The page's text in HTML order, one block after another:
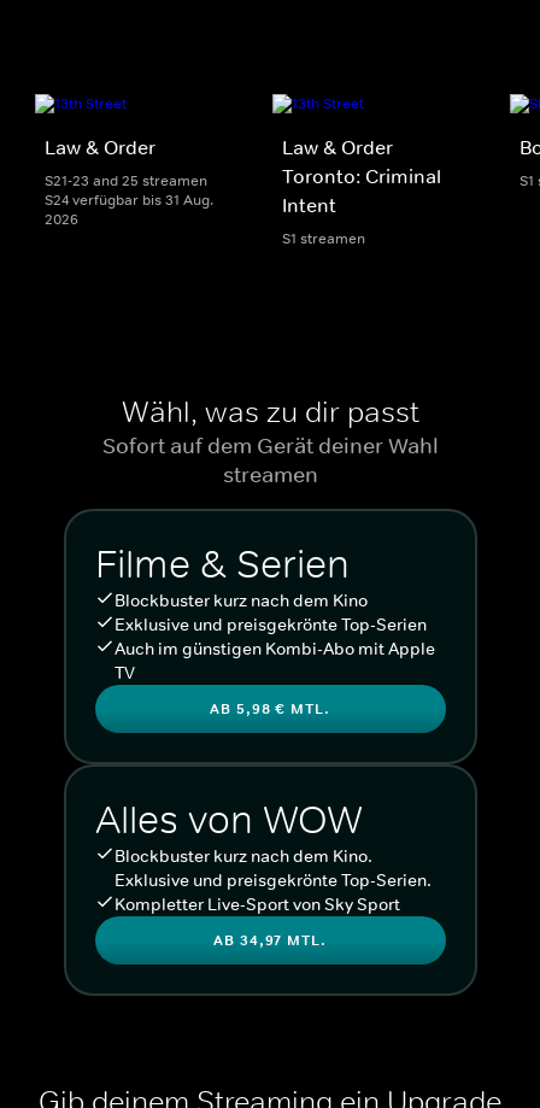
Law & Order
S21-23 and 25 streamen
S24 verfügbar bis 31 Aug.
2026
Law & Order
Toronto: Criminal
Intent
S1 streamen
Wähl, was zu dir passt
Sofort auf dem Gerät deiner Wahl
streamen
Filme & Serien
Blockbuster kurz nach dem Kino
Exklusive und preisgekrönte Top-Serien
Auch im günstigen Kombi-Abo mit Apple
TV
AB 5,98 € MTL.
Alles von WOW
Blockbuster kurz nach dem Kino.
Exklusive und preisgekrönte Top-Serien.
Kompletter Live-Sport von Sky Sport
AB 34,97 MTL.
Gib deinem Streaming ein Upgrade